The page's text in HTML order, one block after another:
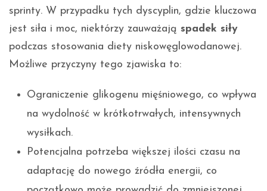
sprinty. W przypadku tych dyscyplin, gdzie kluczowa
jest siła i moc, niektórzy zauważają spadek siły
podczas stosowania diety niskowęglowodanowej.
Możliwe przyczyny tego zjawiska to:
Ograniczenie glikogenu mięśniowego, co wpływa
na wydolność w krótkotrwałych, intensywnych
wysiłkach.
Potencjalna potrzeba większej ilości czasu na
adaptację do nowego źródła energii, co